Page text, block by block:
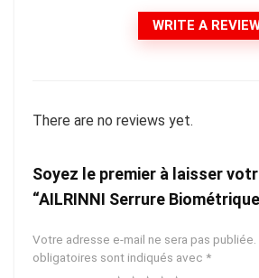
WRITE A
There are no reviews yet.
Soyez le premier à laisser
“AILRINNI Serrure
Votre adresse e-mail ne sera pas publiée.
obligatoires sont indiqués avec *